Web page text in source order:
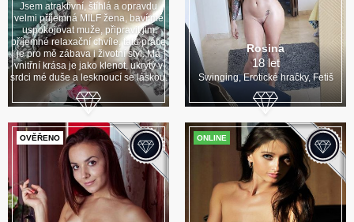
Jsem atraktivní, štíhlá a opravdu
velmi příjemná MILF žena, baví mě
uspokojovat muže, připravit jim
příjemné relaxační chvíle, tato práce
je pro mě zábava i životní styl. Má
vnitřní krása je jako klenot, ukrytý v
srdci mé duše a lesknoucí se láskou.
Rosina
18 let
Swinging, Erotické hračky, Fetiš
OVĚŘENO ONLINE